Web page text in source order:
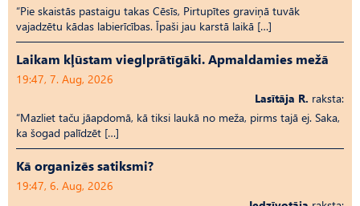
“Pie skaistās pastaigu takas Cēsīs, Pirtupītes graviņā tuvāk
vajadzētu kādas labierīcības. Īpaši jau karstā laikā […]
Laikam kļūstam vieglprātīgāki. Apmaldamies mežā
19:47, 7. Aug, 2026
Lasītāja R. raksta:
“Mazliet taču jāapdomā, kā tiksi laukā no meža, pirms tajā ej. Saka,
ka šogad palīdzēt […]
Kā organizēs satiksmi?
19:47, 6. Aug, 2026